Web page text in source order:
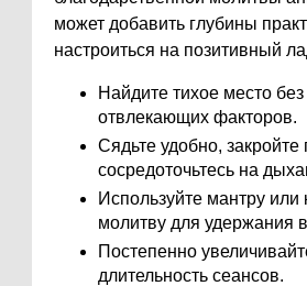
может добавить глубины
настроиться на позитивный
Найдите тихое место без
отвлекающих факторов.
Сядьте удобно, закройте
сосредоточьтесь на
Используйте мантру или
молитву для удержания
Постепенно
длительность сеансов.